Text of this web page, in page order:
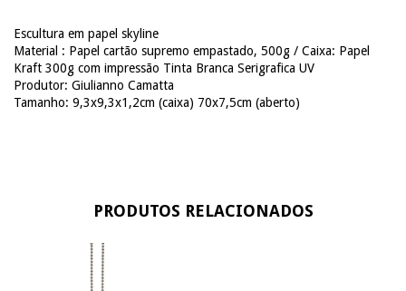
Escultura em papel skyline
Material : Papel cartão supremo empastado, 500g / Caixa: Papel
Kraft 300g com impressão Tinta Branca Serigrafica UV
Produtor: Giulianno Camatta
Tamanho: 9,3x9,3x1,2cm (caixa) 70x7,5cm (aberto)
PRODUTOS RELACIONADOS